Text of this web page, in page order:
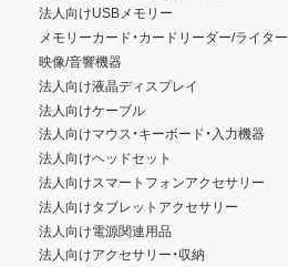
法人向けUSBメモリー
メモリーカード・カードリーダー/ライター
映像/音響機器
法人向け液晶ディスプレイ
法人向けケーブル
法人向けマウス・キーボード・入力機器
法人向けヘッドセット
法人向けスマートフォンアクセサリー
法人向けタブレットアクセサリー
法人向け電源関連用品
法人向けアクセサリー・収納